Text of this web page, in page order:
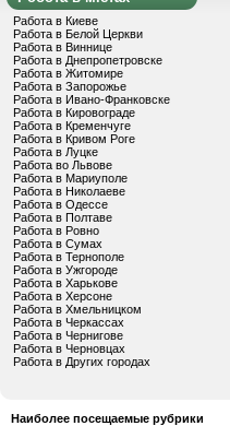
Работа в Киеве
Работа в Белой Церкви
Работа в Виннице
Работа в Днепропетровске
Работа в Житомире
Работа в Запорожье
Работа в Ивано-Франковске
Работа в Кировограде
Работа в Кременчуге
Работа в Кривом Роге
Работа в Луцке
Работа во Львове
Работа в Мариуполе
Работа в Николаеве
Работа в Одессе
Работа в Полтаве
Работа в Ровно
Работа в Сумах
Работа в Тернополе
Работа в Ужгороде
Работа в Харькове
Работа в Херсоне
Работа в Хмельницком
Работа в Черкассах
Работа в Чернигове
Работа в Черновцах
Работа в Других городах
Наиболее посещаемые рубрики